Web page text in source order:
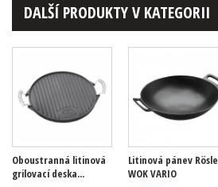
DALŠÍ PRODUKTY V KATEGORII
Oboustranná litinová
grilovací deska...
Litinová pánev Rösle
WOK VARIO